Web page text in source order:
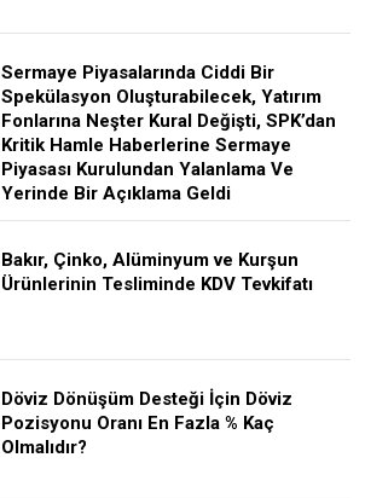
Sermaye Piyasalarında Ciddi Bir
Spekülasyon Oluşturabilecek, Yatırım
Fonlarına Neşter Kural Değişti, SPK’dan
Kritik Hamle Haberlerine Sermaye
Piyasası Kurulundan Yalanlama Ve
Yerinde Bir Açıklama Geldi
Bakır, Çinko, Alüminyum ve Kurşun
Ürünlerinin Tesliminde KDV Tevkifatı
Döviz Dönüşüm Desteği İçin Döviz
Pozisyonu Oranı En Fazla % Kaç
Olmalıdır?